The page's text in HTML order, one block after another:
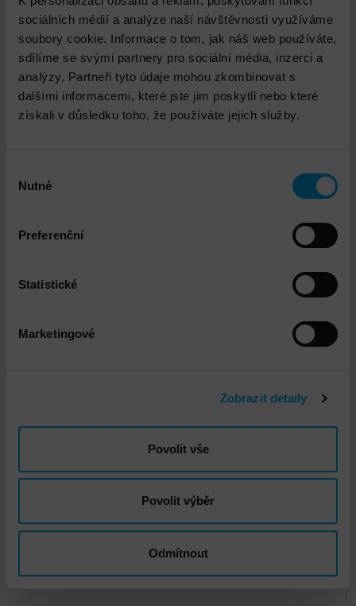
sociálních médií a analýze naší návštěvnosti využíváme
soubory cookie. Informace o tom, jak náš web používáte,
sdílíme se svými partnery pro sociální média, inzerci a
analýzy. Partneři tyto údaje mohou zkombinovat s
dalšími informacemi, které jste jim poskytli nebo které
získali v důsledku toho, že používáte jejich služby.
souhlasu
Nutné
Preferenční
Statistické
Marketingové
Zobrazit detaily
Povolit vše
Povolit výběr
Odmítnout
DETAIL
GreyCortex Mendel v IT